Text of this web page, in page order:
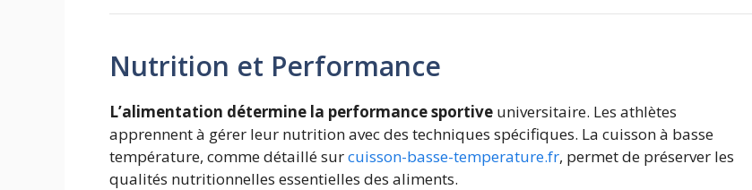
Nutrition et Performance
L’alimentation détermine la performance sportive universitaire. Les athlètes
apprennent à gérer leur nutrition avec des techniques spécifiques. La cuisson à basse
température, comme détaillé surcuisson-basse-temperature.fr, permet de préserver les
qualités nutritionnelles essentielles des aliments.